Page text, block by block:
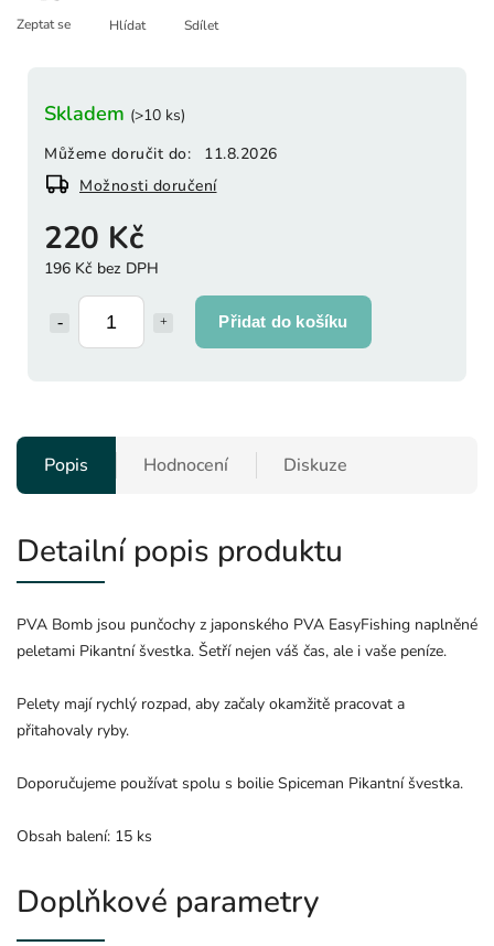
220 Kč
196 Kč bez DPH
Přidat do košíku
Skladem (>10 ks)
Můžeme doručit do:
11.8.2026
Možnosti doručení
Zeptat se Hlídat Sdílet
Popis Hodnocení Diskuze
Detailní popis produktu
PVA Bomb jsou punčochy z japonského PVA EasyFishing naplněné
peletami Pikantní švestka. Šetří nejen váš čas, ale i vaše peníze.
Pelety mají rychlý rozpad, aby začaly okamžitě pracovat a
přitahovaly ryby.
Doporučujeme používat spolu s boilie Spiceman Pikantní švestka.
Obsah balení: 15 ks
Doplňkové parametry